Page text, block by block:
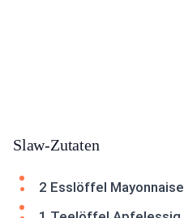
Slaw-Zutaten
2 Esslöffel Mayonnaise